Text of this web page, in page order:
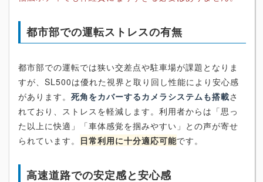
都市部での運転ストレスの有無
都市部での運転では狭い交差点や駐車場が課題となりま
すが、SL500は優れた視界と取り回し性能により安心感
があります。 死角をカバーするカメラシステムも搭載さ
れており、ストレスを軽減します。利用者からは「思っ
た以上に快適」「車体感覚を掴みやすい」との声が寄せ
られています。 日常利用に十分適応可能です。
高速道路での安定感と安心感